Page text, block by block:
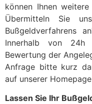
können Ihnen
Übermitteln Sie
Bußgeldverfahrens
Innerhalb von 24h
Bewertung der
Anfrage bitte kurz
auf unserer
Lassen Sie Ihr